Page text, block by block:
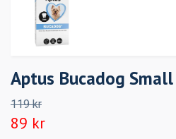
Aptus Bucadog Small
119 kr
89 kr